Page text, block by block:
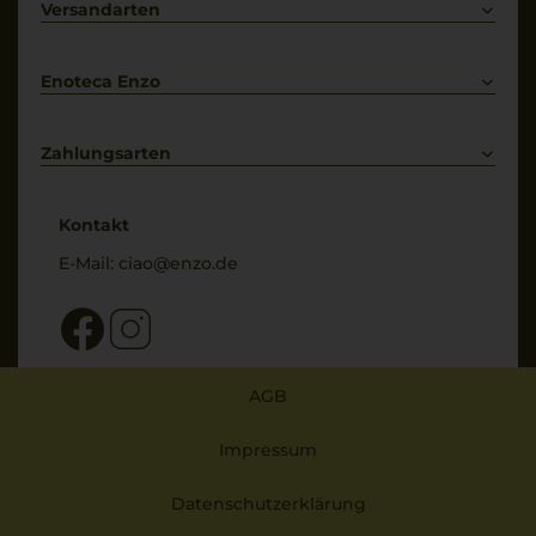
Kontakt
Versandarten
Enoteca Enzo
Bewertungs-Richtlinien
Zahlungsarten
Kontakt
E-Mail: ciao@enzo.de
AGB
Impressum
Datenschutzerklärung